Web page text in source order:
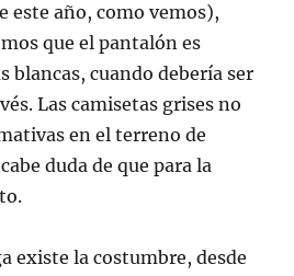
este año, como vemos),
que el pantalón es
blancas, cuando debería ser
Las camisetas grises no
en el terreno de
duda de que para la
existe la costumbre, desde